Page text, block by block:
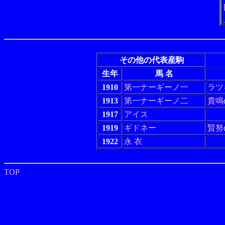
その他の代表産駒
生年
馬 名
1910
第一ナーギーノ一
ラ
1913
第一ナーギーノ二 貴鳴
1917
アイス
1919
ギドネー 賢努
1922
永 衣
TOP